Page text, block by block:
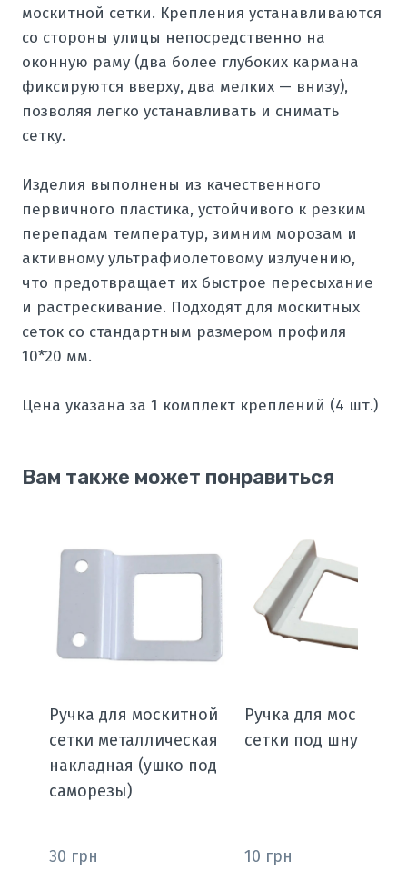
москитной сетки. Крепления устанавливаются
со стороны улицы непосредственно на
оконную раму (два более глубоких кармана
фиксируются вверху, два мелких — внизу),
позволяя легко устанавливать и снимать
сетку.
Изделия выполнены из качественного
первичного пластика, устойчивого к резким
перепадам температур, зимним морозам и
активному ультрафиолетовому излучению,
что предотвращает их быстрое пересыхание
и растрескивание. Подходят для москитных
сеток со стандартным размером профиля
10*20 мм.
Цена указана за 1 комплект креплений (4 шт.)
Вам также может понравиться
Ручка для москитной
сетки металлическая
накладная (ушко под
саморезы)
30 грн
Ручка для
сетки под шнур
10 грн